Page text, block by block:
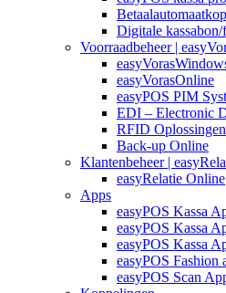
Digitale kassabon/
Voorraadbeheer |
easyVorasOnline
easyPOS PIM
EDI – Electronic
RFID Oplossingen
Back-up Online
Klantenbeheer |
easyRelatie Online
Apps
easyPOS Kassa
easyPOS Kassa
easyPOS Kassa
easyPOS Fashion
easyPOS Scan